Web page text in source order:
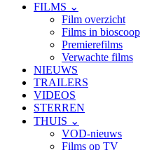
FILMS ⌄
Film overzicht
Films in bioscoop
Premierefilms
Verwachte films
NIEUWS
TRAILERS
VIDEOS
STERREN
THUIS ⌄
VOD-nieuws
Films op TV